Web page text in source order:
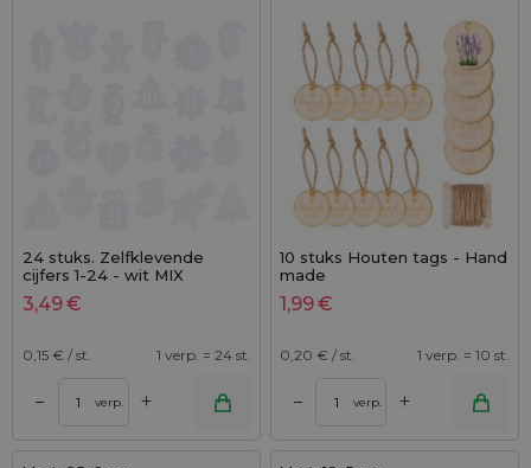
24 stuks. Zelfklevende
cijfers 1-24 - wit MIX
3,49€
0,15 € / st. 1 verp. = 24 st.
– verp. +
10 stuks Houten tags - Hand
made
1,99€
0,20 € / st. 1 verp. = 10 st.
– verp. +